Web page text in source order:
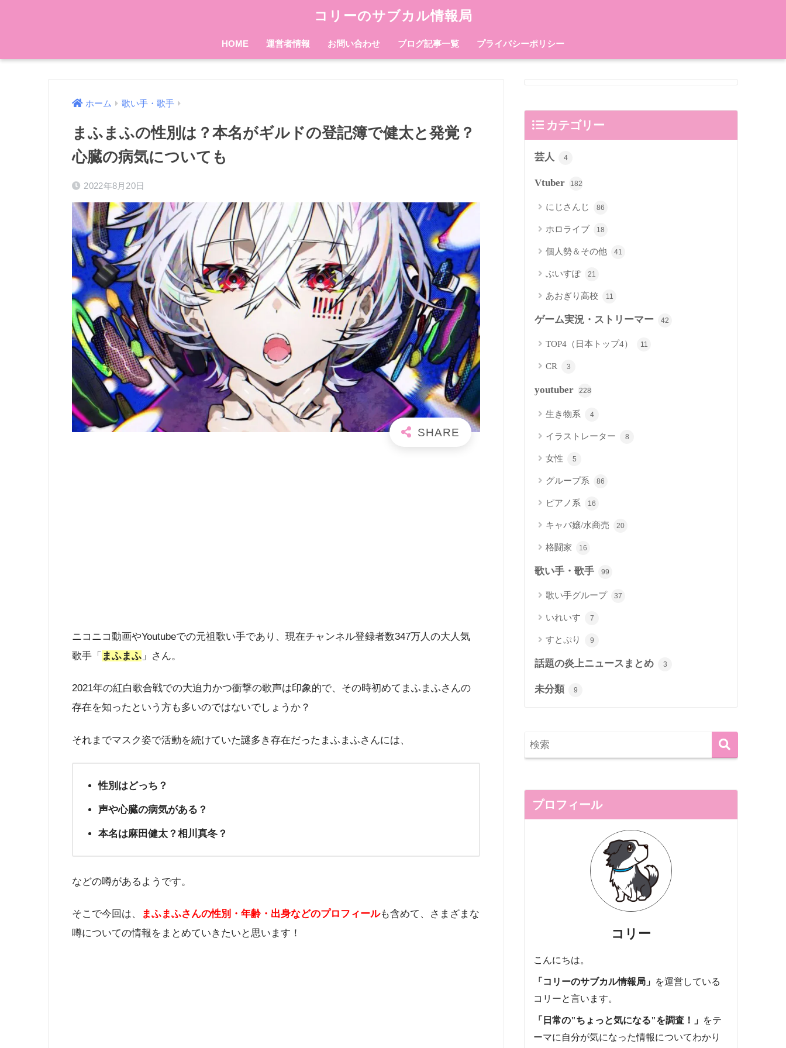
コリーのサブカル情報局
HOME 運営者情報 お問い合わせ ブログ記事一覧 プライバシーポリシー
ホーム 歌い手・歌手
まふまふの性別は？本名がギルドの登記簿で健太と発覚？
心臓の病気についても
2022年8月20日
ニコニコ動画やYoutubeでの元祖歌い手であり、現在チャンネル登録者数347万人の大人気
歌手「 まふまふ 」さん。
2021年の紅白歌合戦での大迫力かつ衝撃の歌声は印象的で、その時初めてまふまふさんの
存在を知ったという方も多いのではないでしょうか？
それまでマスク姿で活動を続けていた謎多き存在だったまふまふさんには、
性別はどっち？
声や心臓の病気がある？
本名は麻田健太？相川真冬？
などの噂があるようです。
そこで今回は、 まふまふさんの性別・年齢・出身などのプロフィールも含めて、さまざまな
噂についての情報をまとめていきたいと思います！
カテゴリー
芸人 4
Vtuber 182
にじさんじ 86
ホロライブ 18
個人勢＆その他 41
ぶいすぽ 21
あおぎり高校 11
ゲーム実況・ストリーマー 42
TOP4（日本トップ4） 11
CR 3
youtuber 228
生き物系 4
イラストレーター 8
女性 5
グループ系 86
ピアノ系 16
キャバ嬢/水商売 20
格闘家 16
歌い手・歌手 99
歌い手グループ 37
いれいす 7
すとぷり 9
話題の炎上ニュースまとめ 3
未分類 9
プロフィール
コリー
こんにちは。
「コリーのサブカル情報局」 を運営している
コリーと言います。
「日常の"ちょっと気になる"を調査！」 をテ
ーマに自分が気になった情報についてわかり